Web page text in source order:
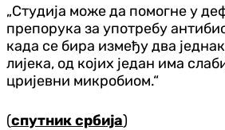
„Студија може да помогне у
препорука за употребу
када се бира између два
лијека, од којих један има
цријевни микробиом.“
(спутник србија)